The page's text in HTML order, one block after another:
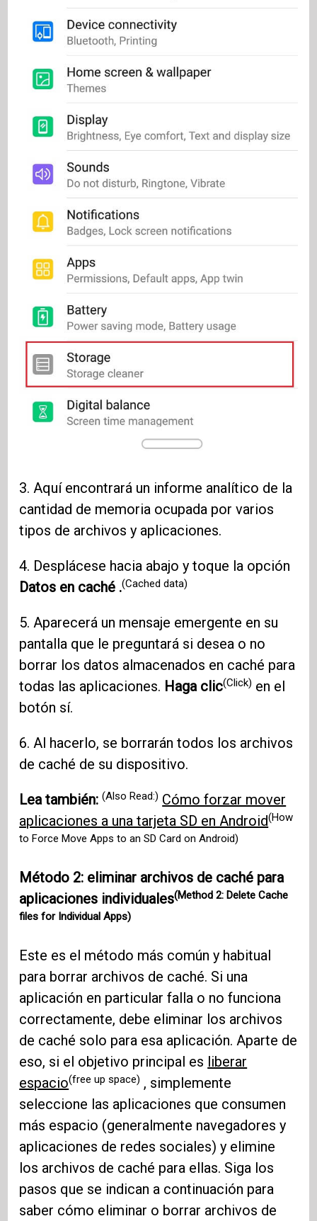
3. Aquí encontrará un informe analítico de la
cantidad de memoria ocupada por varios
tipos de archivos y aplicaciones.
4. Desplácese hacia abajo y toque la opción
Datos en caché .(Cached data)
5. Aparecerá un mensaje emergente en su
pantalla que le preguntará si desea o no
borrar los datos almacenados en caché para
todas las aplicaciones. Haga clic(Click) en el
botón sí.
6. Al hacerlo, se borrarán todos los archivos
de caché de su dispositivo.
Lea también:(Also Read:) Cómo forzar mover
aplicaciones a una tarjeta SD en Android(How
to Force Move Apps to an SD Card on Android)
Método 2: eliminar archivos de caché para
aplicaciones individuales(Method 2: Delete Cache
files for Individual Apps)
Este es el método más común y habitual
para borrar archivos de caché. Si una
aplicación en particular falla o no funciona
correctamente, debe eliminar los archivos
de caché solo para esa aplicación. Aparte de
eso, si el objetivo principal es liberar
espacio(free up space) , simplemente
seleccione las aplicaciones que consumen
más espacio (generalmente navegadores y
aplicaciones de redes sociales) y elimine
los archivos de caché para ellas. Siga los
pasos que se indican a continuación para
saber cómo eliminar o borrar archivos de